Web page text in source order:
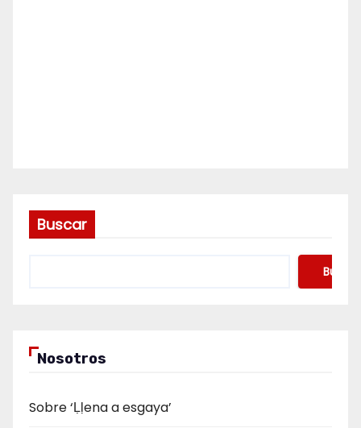
Buscar
Buscar
Nosotros
Sobre ‘Ḷḷena a esgaya’